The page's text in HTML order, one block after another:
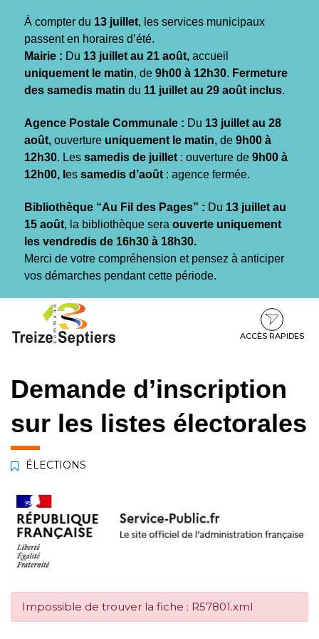
À compter du 13 juillet, les services municipaux
passent en horaires d’été.
Mairie : Du 13 juillet au 21 août, accueil
uniquement le matin, de 9h00 à 12h30. Fermeture
des samedis matin du 11 juillet au 29 août inclus.
Agence Postale Communale : Du 13 juillet au 28
août, ouverture uniquement le matin, de 9h00 à
12h30. Les samedis de juillet : ouverture de 9h00 à
12h00, l es samedis d’août : agence fermée.
Bibliothèque “Au Fil des Pages” : Du 13 juillet au
15 août, la bibliothèque sera ouverte uniquement
les vendredis de 16h30 à 18h30.
Merci de votre compréhension et pensez à anticiper
vos démarches pendant cette période.
contenu
pied
ACCÈS RAPIDES
Demande d’inscription
sur les listes électorales
ÉLECTIONS
Impossible de trouver la fiche : R57801.xml